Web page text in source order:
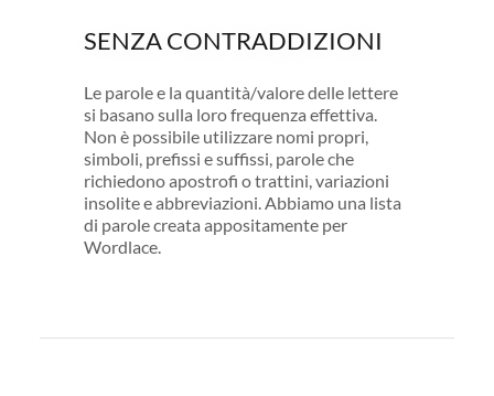
SENZA CONTRADDIZIONI
Le parole e la quantità/valore delle lettere
si basano sulla loro frequenza effettiva.
Non è possibile utilizzare nomi propri,
simboli, prefissi e suffissi, parole che
richiedono apostrofi o trattini, variazioni
insolite e abbreviazioni. Abbiamo una lista
di parole creata appositamente per
Wordlace.